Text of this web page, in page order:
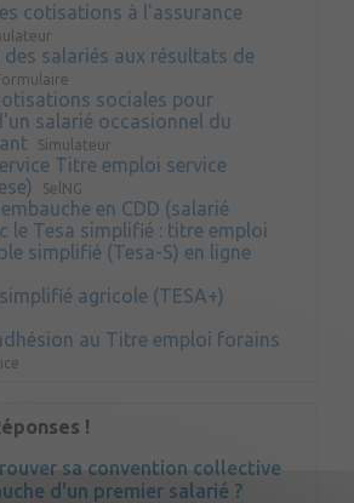
cotisations à l'assurance
salariés aux résultats de
sociales pour
salarié occasionnel du
Simulateur
Titre emploi service
SelNG
en CDD (salarié
le Tesa simplifié : titre emploi
simplifié (Tesa-S) en ligne
agricole (TESA+)
au Titre emploi forains
!
sa convention collective
d'un premier salarié ?